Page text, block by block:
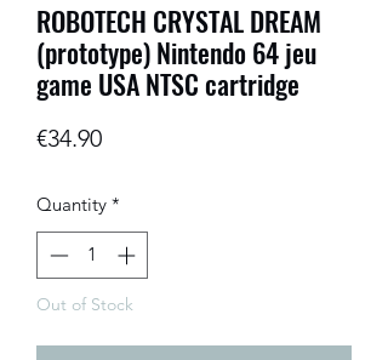
ROBOTECH CRYSTAL DREAM
(prototype) Nintendo 64 jeu
game USA NTSC cartridge
€34.90Price
Quantity *
Out of Stock